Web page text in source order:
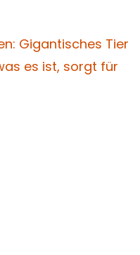
Gigantisches Tier
es ist, sorgt für